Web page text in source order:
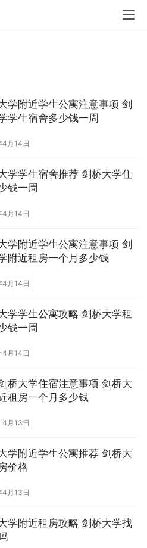
学附近学生公寓注意事项 剑
学生宿舍多少钱一周
月14日
学学生宿舍推荐 剑桥大学住
钱一周
月14日
学附近学生公寓注意事项 剑
附近租房一个月多少钱
月14日
学学生公寓攻略 剑桥大学租
钱一周
月14日
桥大学住宿注意事项 剑桥大
租房一个月多少钱
月13日
学附近学生公寓推荐 剑桥大
价格
月13日
学附近租房攻略 剑桥大学找